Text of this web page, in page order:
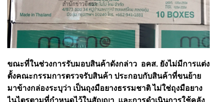
ขณะที่ในช่วงการรับมอบสินค้าดังกล่าว อคส. ยังไม่มีการแต่ง
ตั้งคณะกรรมการตรวจรับสินค้า ประกอบกับสินค้าที่ขนย้าย
มาข้างกล่องระบุว่า เป็นถุงมือยางธรรมชาติ ไม่ใช่ถุงมือยาง
ไนไตรตามที่กำหนดไว้ในสัญญา และการดำเนินการใช้คลัง